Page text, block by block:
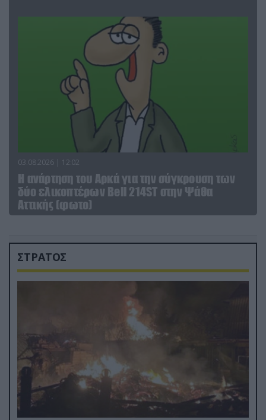
03.08.2026 | 12:02
Η ανάρτηση του Αρκά για την σύγκρουση των
δύο ελικοπτέρων Bell 214ST στην Ψάθα
Αττικής (φωτο)
ΣΤΡΑΤΟΣ